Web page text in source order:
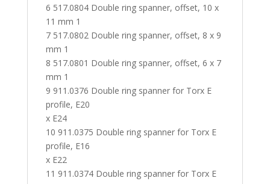
6 517.0804 Double ring spanner, offset, 10 x
11 mm 1
7 517.0802 Double ring spanner, offset, 8 x 9
mm 1
8 517.0801 Double ring spanner, offset, 6 x 7
mm 1
9 911.0376 Double ring spanner for Torx E
profile, E20
x E24
10 911.0375 Double ring spanner for Torx E
profile, E16
x E22
11 911.0374 Double ring spanner for Torx E